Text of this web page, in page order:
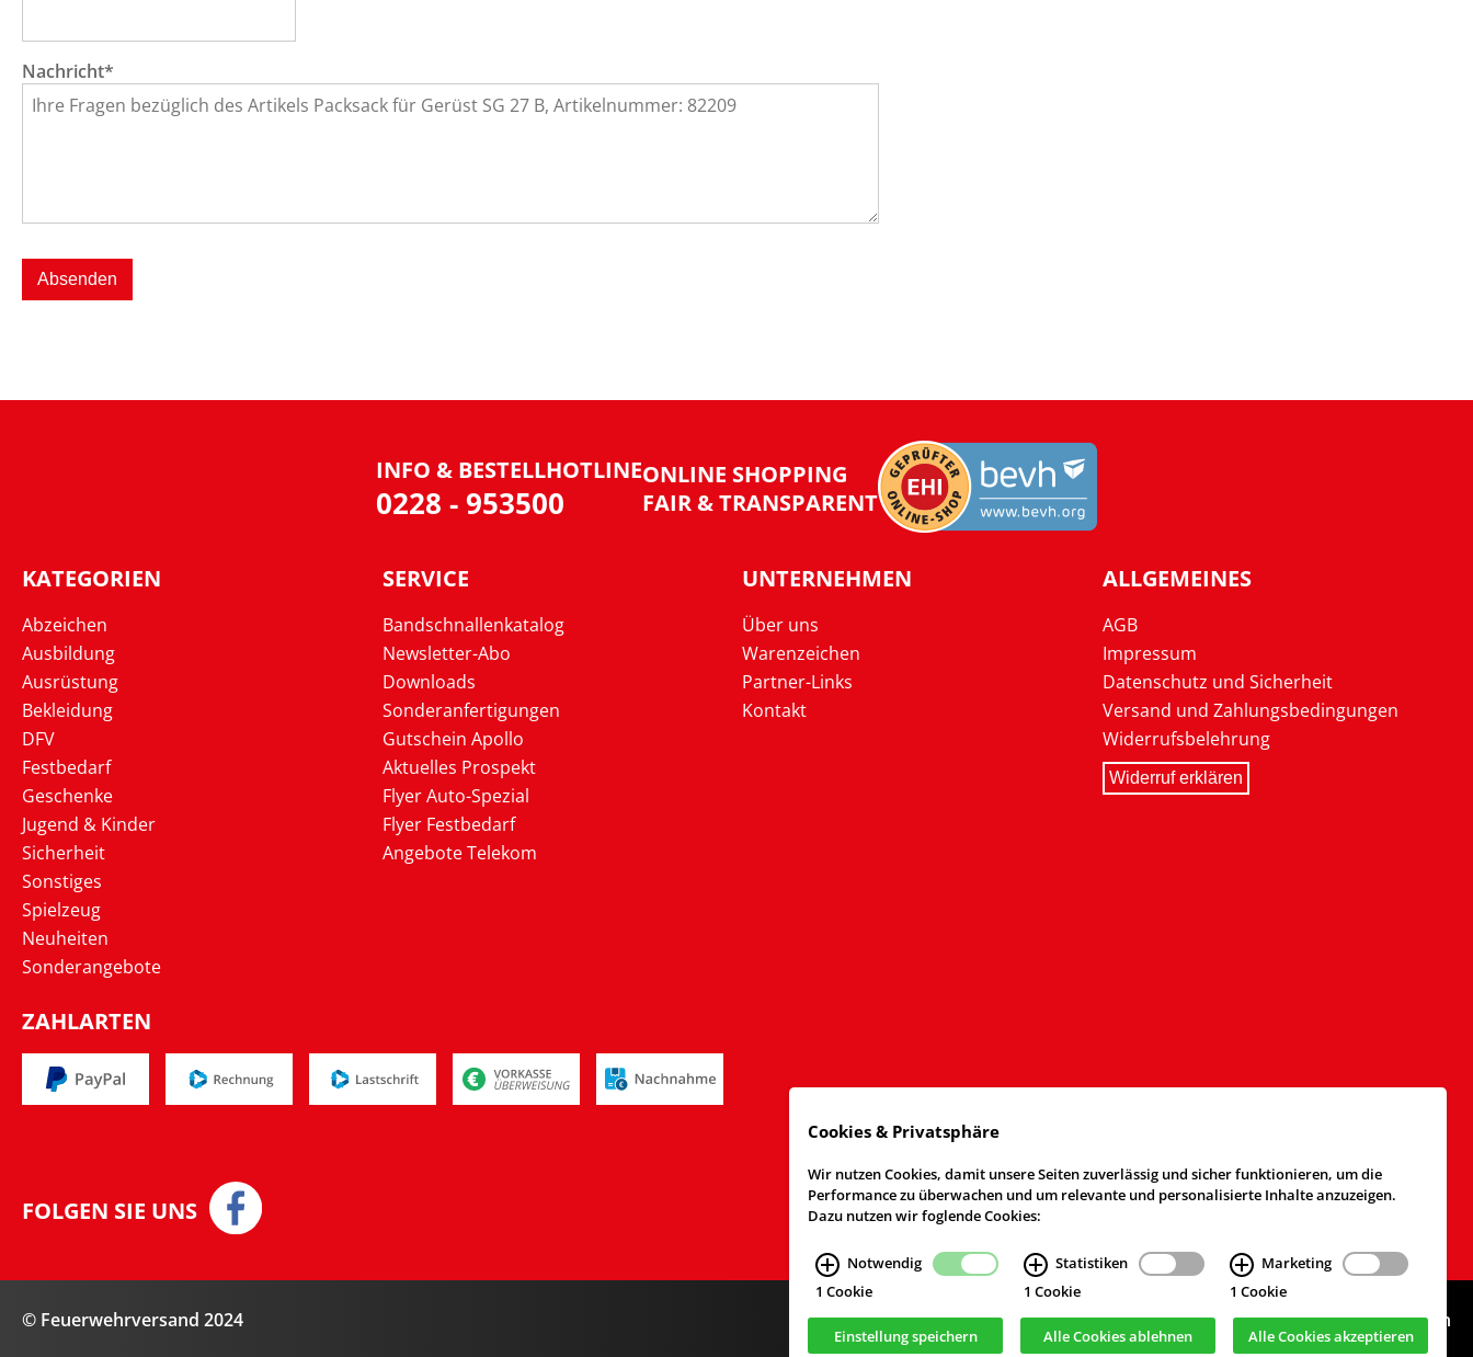
Nachricht*
Absenden
INFO & BESTELLHOTLINE
0228 - 953500
ONLINE SHOPPING
FAIR & TRANSPARENT
KATEGORIEN
Abzeichen
Ausbildung
Ausrüstung
Bekleidung
DFV
Festbedarf
Geschenke
Jugend & Kinder
Sicherheit
Sonstiges
Spielzeug
Neuheiten
Sonderangebote
SERVICE
Bandschnallenkatalog
Newsletter-Abo
Downloads
Sonderanfertigungen
Gutschein Apollo
Aktuelles Prospekt
Flyer Auto-Spezial
Flyer Festbedarf
Angebote Telekom
UNTERNEHMEN
Über uns
Warenzeichen
Partner-Links
Kontakt
ALLGEMEINES
AGB
Impressum
Datenschutz und Sicherheit
Versand und Zahlungsbedingungen
Widerrufsbelehrung
Widerruf erklären
ZAHLARTEN
FOLGEN SIE UNS
© Feuerwehrversand 2024 Webdesign & Realisierungcekom GmbH, Köln
Cookies & Privatsphäre
Wir nutzen Cookies, damit unsere Seiten zuverlässig und sicher funktionieren, um die
Performance zu überwachen und um relevante und personalisierte Inhalte anzuzeigen.
Dazu nutzen wir foglende Cookies:
Notwendig
1 Cookie
Statistiken
1 Cookie
Marketing
1 Cookie
Einstellung speichern Alle Cookies ablehnen Alle Cookies akzeptieren